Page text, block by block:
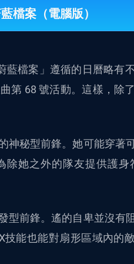
檔案（電腦版）
藍檔案」 遵循的日曆略有
第 68 號活動。這樣，除
秘型前鋒。她可能穿著
除她之外的隊友提供護身
型前鋒。遙的自卑並沒有
能也能對扇形區域內的